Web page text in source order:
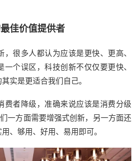
佳价值提供者
很多人都认为应该是更快、更高、
个误区，科技创新不仅仅要更快、
实是更适合我们自己。
费者降级，准确来说应该是消费分级
一方面需要增强式创新，另一方面还
、够用、好用、易用即可。